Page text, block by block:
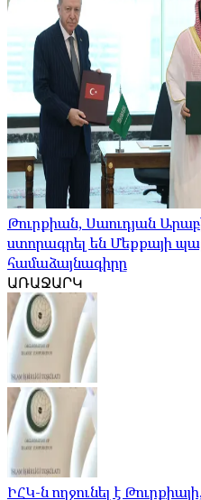
Թուրքիան, Սաուդյան
ստորագրել են Մեքքայի
համաձայնագիրը
ԱՌԱՋԱՐԿ
ԻՀԿ-ն ողջունել է